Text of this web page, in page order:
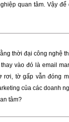
quan tâm. Vậy
thời đại công nghệ
vào đó là email
rơi, tờ gấp vẫn đóng
của các doanh
tâm?